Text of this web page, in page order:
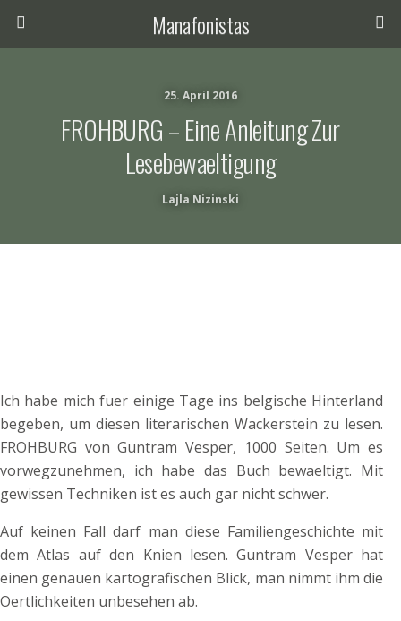
Manafonistas
25. April 2016
FROHBURG – Eine Anleitung Zur
Lesebewaeltigung
Lajla Nizinski
Ich habe mich fuer einige Tage ins belgische Hinterland
begeben, um diesen literarischen Wackerstein zu lesen.
FROHBURG von Guntram Vesper, 1000 Seiten. Um es
vorwegzunehmen, ich habe das Buch bewaeltigt. Mit
gewissen Techniken ist es auch gar nicht schwer.
Auf keinen Fall darf man diese Familiengeschichte mit
dem Atlas auf den Knien lesen. Guntram Vesper hat
einen genauen kartografischen Blick, man nimmt ihm die
Oertlichkeiten unbesehen ab.